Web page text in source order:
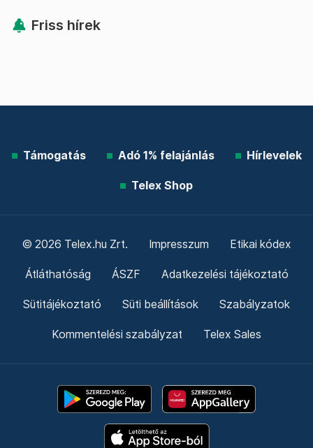
Friss hírek
Támogatás Adó 1% felajánlás Hírlevelek
Telex Shop
© 2026 Telex.hu Zrt. Impresszum Etikai kódex
Átláthatóság ÁSZF Adatkezelési tájékoztató
Sütitájékoztató Süti beállítások Szabályzatok
Kommentelési szabályzat Telex Sales